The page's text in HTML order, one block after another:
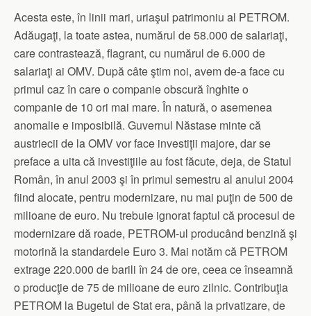
Acesta este, în linii mari, uriaşul patrimoniu al PETROM.
Adăugaţi, la toate astea, numărul de 58.000 de salariaţi,
care contrastează, flagrant, cu numărul de 6.000 de
salariaţi ai OMV. După câte ştim noi, avem de-a face cu
primul caz în care o companie obscură înghite o
companie de 10 ori mai mare. În natură, o asemenea
anomalie e imposibilă. Guvernul Năstase minte că
austriecii de la OMV vor face investiţii majore, dar se
preface a uita că investiţiile au fost făcute, deja, de Statul
Român, în anul 2003 şi în primul semestru al anului 2004
fiind alocate, pentru modernizare, nu mai puţin de 500 de
milioane de euro. Nu trebuie ignorat faptul că procesul de
modernizare dă roade, PETROM-ul producând benzină şi
motorină la standardele Euro 3. Mai notăm că PETROM
extrage 220.000 de barili în 24 de ore, ceea ce înseamnă
o producţie de 75 de milioane de euro zilnic. Contribuţia
PETROM la Bugetul de Stat era, până la privatizare, de